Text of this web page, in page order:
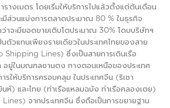
างเมตร โดยเริ่มให้บริการไปแล้วตั้งแต่ต้นเดือน
มีส่วนแบ่งการตลาดประมาณ 80 % ในธุรกิจ
าจะมียอดขายเติบโตประมาณ 30% โดบบริษัทฯ
ตัวแทนเพียงรายเดียวในประเทศไทยของสาย
Shipping Lines) ซึ่งเป็นสายการเดินเรือ
อยู่ในมณฑลซานตง ทางตอนเหนือของประเทศ
รให้บริการครอบคลุม ในประเทศจีน (ริเชา
ห์) และไทย (ท่าเรือแหลมฉบัง ท่าเรือคลองเตย)
จากประเทศจีน ซึ่งถือเป็นการขยายฐาน